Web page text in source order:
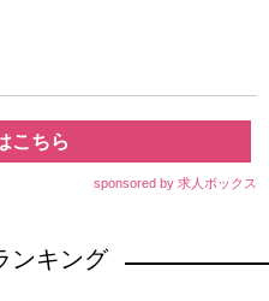
こちら
sponsored by 求人ボックス
ンキング